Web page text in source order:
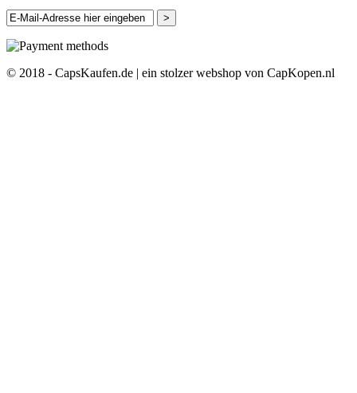
>
© 2018 - CapsKaufen.de | ein stolzer webshop von CapKopen.nl